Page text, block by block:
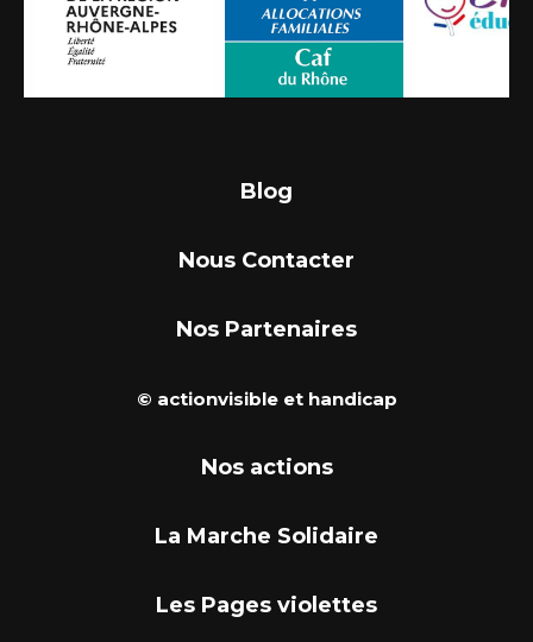
Blog
Nous Contacter
Nos Partenaires
© actionvisible et handicap
Nos actions
La Marche Solidaire
Les Pages violettes